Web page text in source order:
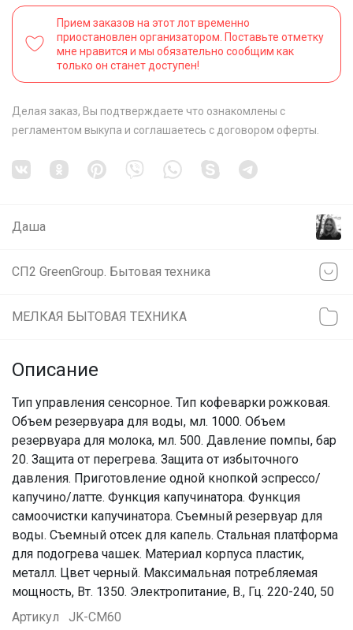
Прием заказов на этот лот временно
приостановлен организатором. Поставьте отметку
мне нравится и мы обязательно сообщим как
только он станет доступен!
Делая заказ, Вы подтверждаете что ознакомлены с
регламентом выкупа и соглашаетесь с договором оферты
Даша
СП2 GreenGroup. Бытовая техника
МЕЛКАЯ БЫТОВАЯ ТЕХНИКА
Описание
Тип управления сенсорное. Тип кофеварки рожковая.
Объем резервуара для воды, мл. 1000. Объем
резервуара для молока, мл. 500. Давление помпы, бар
20. Защита от перегрева. Защита от избыточного
давления. Приготовление одной кнопкой эспрессо/
капучино/латте. Функция капучинатора. Функция
самоочистки капучинатора. Съемный резервуар для
воды. Съемный отсек для капель. Стальная платформа
для подогрева чашек. Материал корпуса пластик,
металл. Цвет черный. Максимальная потребляемая
мощность, Вт. 1350. Электропитание, В., Гц. 220-240, 50
Артикул
JK-CM60